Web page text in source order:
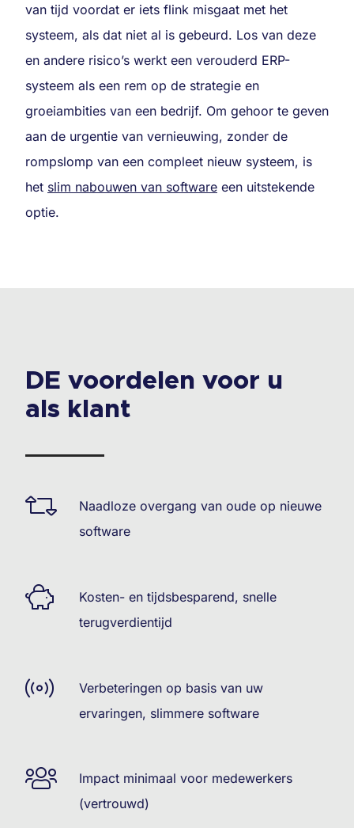
van tijd voordat er iets flink misgaat met het
systeem, als dat niet al is gebeurd. Los van deze
en andere risico’s werkt een verouderd ERP-
systeem als een rem op de strategie en
groeiambities van een bedrijf. Om gehoor te geven
aan de urgentie van vernieuwing, zonder de
rompslomp van een compleet nieuw systeem, is
het slim nabouwen van software een uitstekende
optie.
DE voordelen voor u
als klant
Naadloze overgang van oude op nieuwe
software
Kosten- en tijdsbesparend, snelle
terugverdientijd
Verbeteringen op basis van uw
ervaringen, slimmere software
Impact minimaal voor medewerkers
(vertrouwd)